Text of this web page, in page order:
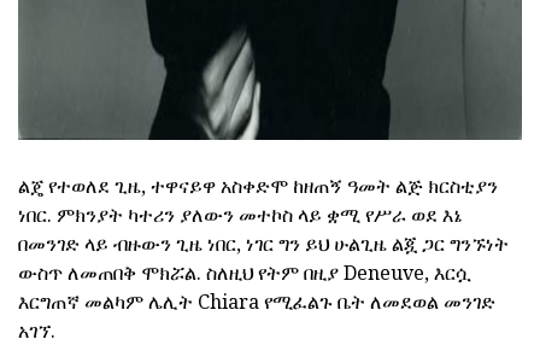
ልጄ የተወለደ ጊዜ, ተዋናይዋ አስቀድሞ ከዘጠኝ ዓመት ልጅ ክርስቲያን
ነበር. ምክንያት ካተሪን ያለውን መተኮስ ላይ ቋሚ የሥራ ወደ እኔ
በመንገድ ላይ ብዙውን ጊዜ ነበር, ነገር ግን ይህ ሁልጊዜ ልጇ ጋር ግንኙነት
ውስጥ ለመጠበቅ ሞክሯል. ስለዚህ የትም በዚያ Deneuve, እርሷ
እርግጠኛ መልካም ሌሊት Chiara የሚፈልጉ ቤት ለመደወል መንገድ
አገኘ.